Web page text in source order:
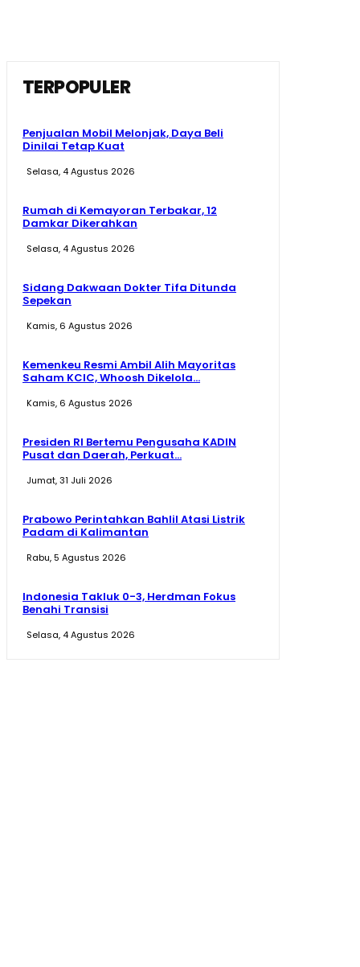
TERPOPULER
Penjualan Mobil Melonjak, Daya Beli
Dinilai Tetap Kuat
Selasa, 4 Agustus 2026
Rumah di Kemayoran Terbakar, 12
Damkar Dikerahkan
Selasa, 4 Agustus 2026
Sidang Dakwaan Dokter Tifa Ditunda
Sepekan
Kamis, 6 Agustus 2026
Kemenkeu Resmi Ambil Alih Mayoritas
Saham KCIC, Whoosh Dikelola...
Kamis, 6 Agustus 2026
Presiden RI Bertemu Pengusaha KADIN
Pusat dan Daerah, Perkuat...
Jumat, 31 Juli 2026
Prabowo Perintahkan Bahlil Atasi Listrik
Padam di Kalimantan
Rabu, 5 Agustus 2026
Indonesia Takluk 0-3, Herdman Fokus
Benahi Transisi
Selasa, 4 Agustus 2026